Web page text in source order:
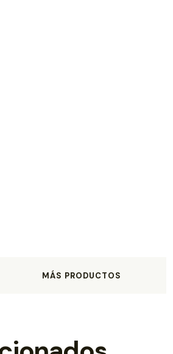
MÁS PRODUCTOS